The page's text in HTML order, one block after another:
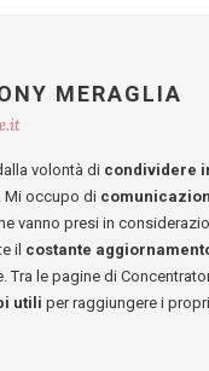
MERAGLIA
volontà di condividere
Mi occupo di
vanno presi in
il costante
Tra le pagine di
utili per raggiungere i